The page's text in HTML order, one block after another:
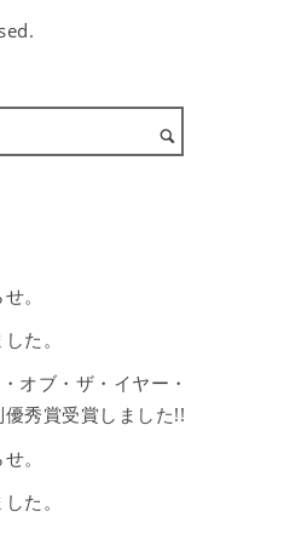
。
た。
オブ・ザ・イヤー・
秀賞受賞しました!!
。
た。